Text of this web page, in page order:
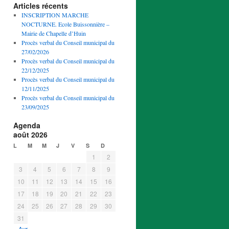
Articles récents
INSCRIPTION MARCHE
NOCTURNE. Ecole Buissonnière –
Mairie de Chapelle d’Huin
Procès verbal du Conseil municipal du
27/02/2026
Procès verbal du Conseil municipal du
22/12/2025
Procès verbal du Conseil municipal du
12/11/2025
Procès verbal du Conseil municipal du
23/09/2025
Agenda
août 2026
L M M J V S D
1
2
3
4 5 6 7 8
9
10
11 12 13 14 15
16
17
18 19 20 21 22
23
24
25 26 27 28 29
30
31